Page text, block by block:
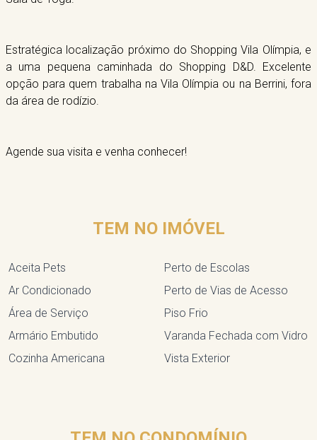
Estratégica localização próximo do Shopping Vila Olímpia, e
a uma pequena caminhada do Shopping D&D. Excelente
opção para quem trabalha na Vila Olímpia ou na Berrini, fora
da área de rodízio.
Agende sua visita e venha conhecer!
TEM NO IMÓVEL
Aceita Pets
Ar Condicionado
Área de Serviço
Armário Embutido
Cozinha Americana
Perto de Escolas
Perto de Vias de Acesso
Piso Frio
Varanda Fechada com Vidro
Vista Exterior